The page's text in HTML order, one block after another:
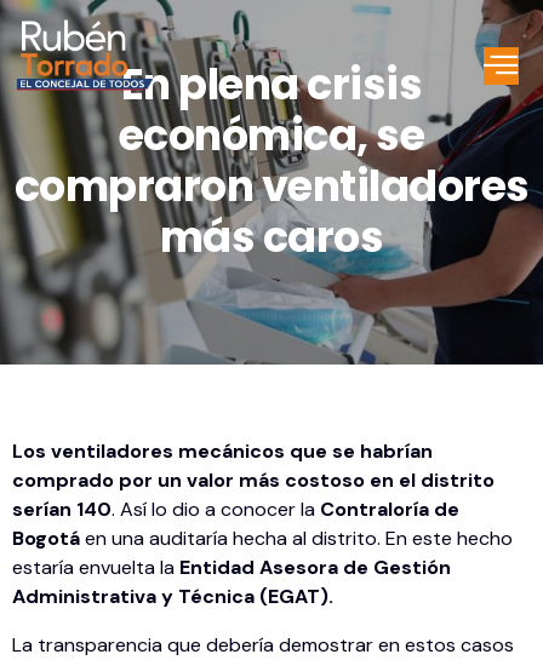
En plena crisis
económica, se
compraron ventiladores
más caros
Los ventiladores mecánicos que se habrían
comprado por un valor más costoso en el distrito
serían 140. Así lo dio a conocer la Contraloría de
Bogotáen una auditaría hecha al distrito. En este hecho
estaría envuelta la Entidad Asesora de Gestión
Administrativa y Técnica (EGAT).
La transparencia que debería demostrar en estos casos